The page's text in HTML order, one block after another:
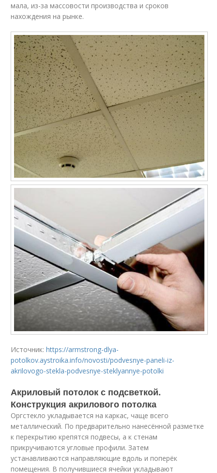
мала, из-за массовости производства и сроков
нахождения на рынке.
Источник:https://armstrong-dlya-
potolkov.aystroika.info/novosti/podvesnye-paneli-iz-
akrilovogo-stekla-podvesnye-steklyannye-potolki
Акриловый потолок с подсветкой.
Конструкция акрилового потолка
Оргстекло укладывается на каркас, чаще всего
металлический. По предварительно нанесённой разметке
к перекрытию крепятся подвесы, а к стенам
прикручиваются угловые профили. Затем
устанавливаются направляющие вдоль и поперёк
помещения. В получившиеся ячейки укладывают